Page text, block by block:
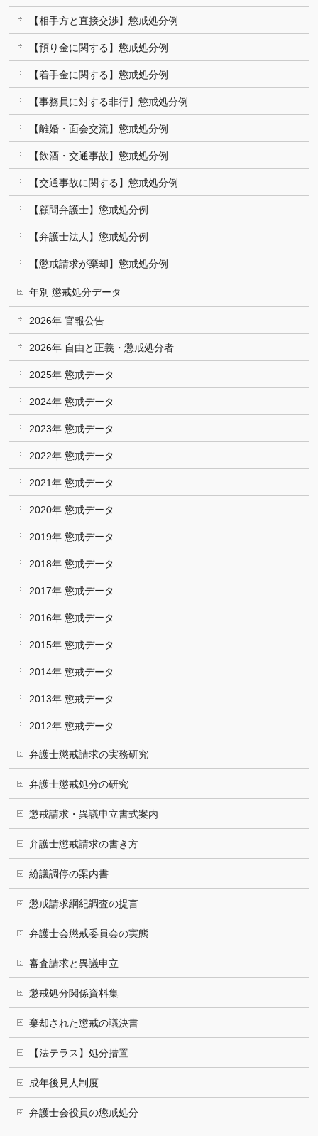
【相手方と直接交渉】懲戒処分例
【預り金に関する】懲戒処分例
【着手金に関する】懲戒処分例
【事務員に対する非行】懲戒処分例
【離婚・面会交流】懲戒処分例
【飲酒・交通事故】懲戒処分例
【交通事故に関する】懲戒処分例
【顧問弁護士】懲戒処分例
【弁護士法人】懲戒処分例
【懲戒請求が棄却】懲戒処分例
年別 懲戒処分データ
2026年 官報公告
2026年 自由と正義・懲戒処分者
2025年 懲戒データ
2024年 懲戒データ
2023年 懲戒データ
2022年 懲戒データ
2021年 懲戒データ
2020年 懲戒データ
2019年 懲戒データ
2018年 懲戒データ
2017年 懲戒データ
2016年 懲戒データ
2015年 懲戒データ
2014年 懲戒データ
2013年 懲戒データ
2012年 懲戒データ
弁護士懲戒請求の実務研究
弁護士懲戒処分の研究
懲戒請求・異議申立書式案内
弁護士懲戒請求の書き方
紛議調停の案内書
懲戒請求綱紀調査の提言
弁護士会懲戒委員会の実態
審査請求と異議申立
懲戒処分関係資料集
棄却された懲戒の議決書
【法テラス】処分措置
成年後見人制度
弁護士会役員の懲戒処分